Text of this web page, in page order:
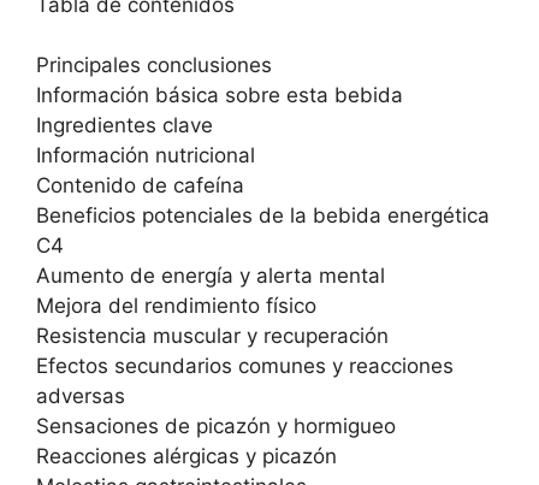
Principales conclusiones
Información básica sobre esta bebida
Ingredientes clave
Información nutricional
Contenido de cafeína
Beneficios potenciales de la bebida energética
C4
Aumento de energía y alerta mental
Mejora del rendimiento físico
Resistencia muscular y recuperación
Efectos secundarios comunes y reacciones
adversas
Sensaciones de picazón y hormigueo
Reacciones alérgicas y picazón